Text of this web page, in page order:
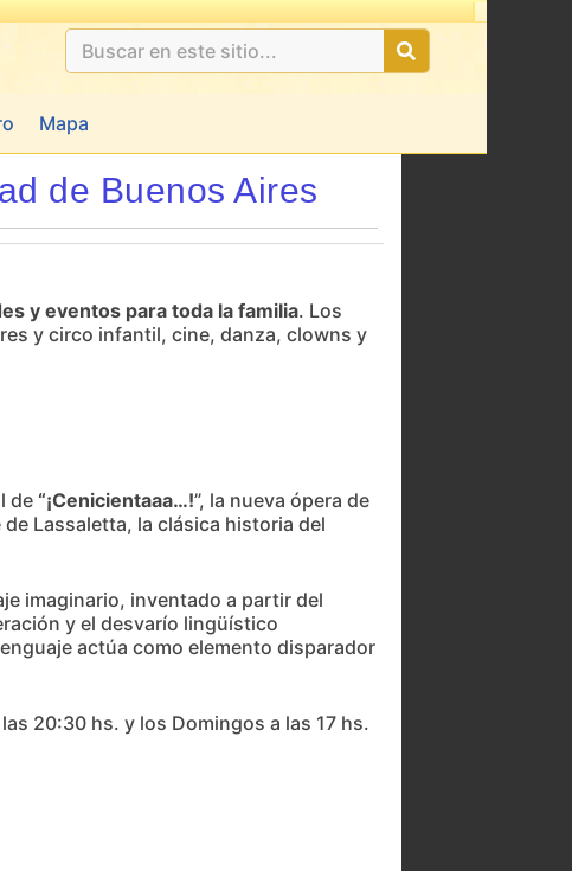
Mapa
de Buenos Aires
y eventos para toda la familia. Los
y circo infantil, cine, danza, clowns y
de “¡Cenicientaaa…!”, la nueva ópera de
Lassaletta, la clásica historia del
imaginario, inventado a partir del
y el desvarío lingüístico
actúa como elemento disparador
20:30 hs. y los Domingos a las 17 hs.